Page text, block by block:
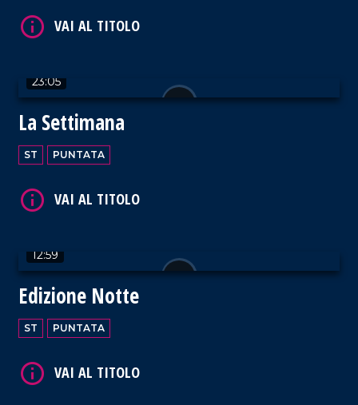
23:05
La Settimana
ST PUNTATA
12:59
Edizione Notte
ST PUNTATA